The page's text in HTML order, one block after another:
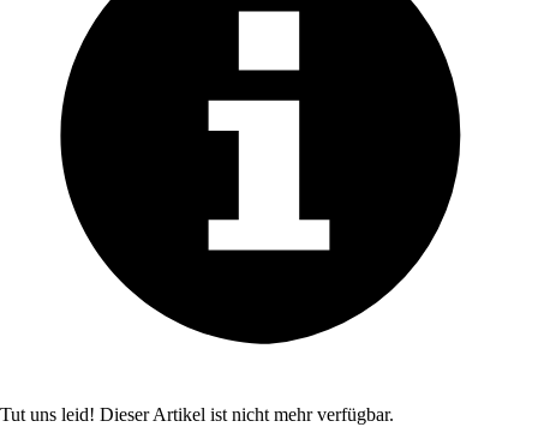
Tut uns leid! Dieser Artikel ist nicht mehr verfügbar.